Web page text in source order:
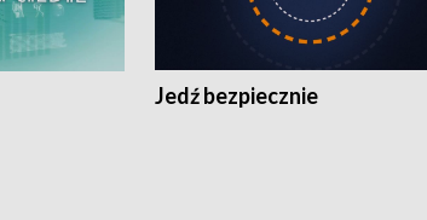
Jedź bezpiecznie